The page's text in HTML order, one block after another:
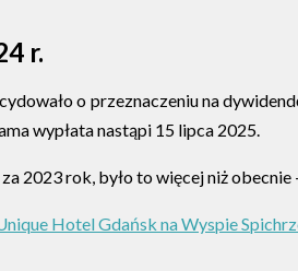
r.
o przeznaczeniu na
wypłata nastąpi 15 lipca 2025.
2023 rok, było to więcej niż obecnie
Hotel Gdańsk na Wyspie